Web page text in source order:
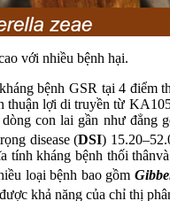
với nhiều bệnh hại.
bệnh GSR tại 4 điểm
thuận lợi di truyền từ
con lai gần như đẳng
disease (DSI)
tính kháng bệnh thối
loại bệnh bao gồm
khả năng của chỉ thị